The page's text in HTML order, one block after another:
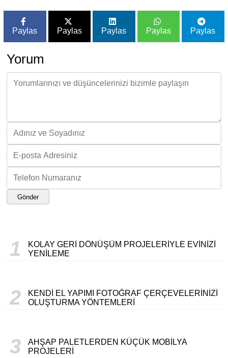
Paylas Paylas Paylas Paylas Paylas
Yorum
Gönder
1
KOLAY GERI DÖNÜŞÜM PROJELERIYLE EVINIZI
YENILEME
2
KENDI EL YAPIMI FOTOĞRAF ÇERÇEVELERINIZI
OLUŞTURMA YÖNTEMLERI
3
AHŞAP PALETLERDEN KÜÇÜK MOBILYA
PROJELERI